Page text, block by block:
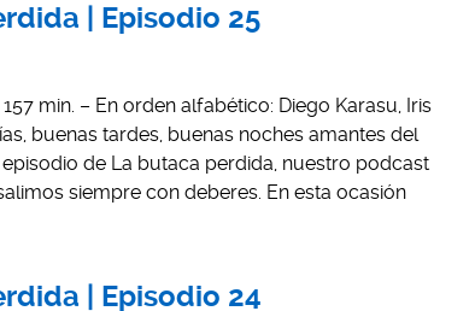
| Episodio 25
min. – En orden alfabético: Diego Karasu, Iris
buenas tardes, buenas noches amantes del
de La butaca perdida, nuestro podcast
siempre con deberes. En esta ocasión
| Episodio 24